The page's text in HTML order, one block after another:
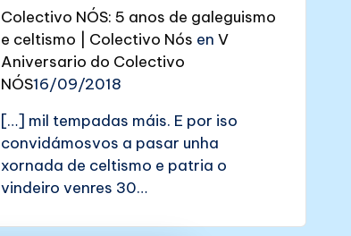
Colectivo NÓS: 5 anos de galeguismo
e celtismo | Colectivo Nós en V
Aniversario do Colectivo
NÓS16/09/2018
[…] mil tempadas máis. E por iso
convidámosvos a pasar unha
xornada de celtismo e patria o
vindeiro venres 30…